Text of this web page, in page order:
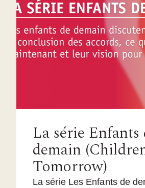
La série Enfants
demain
Tomorrow)
La série Les Enfants de